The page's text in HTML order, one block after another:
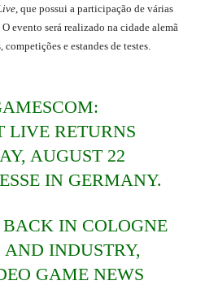
, que possui a participação de várias
evento será realizado na cidade alemã
e estandes de testes.
:
LIVE RETURNS
AUGUST 22
IN GERMANY.
IN COLOGNE
INDUSTRY,
GAME NEWS